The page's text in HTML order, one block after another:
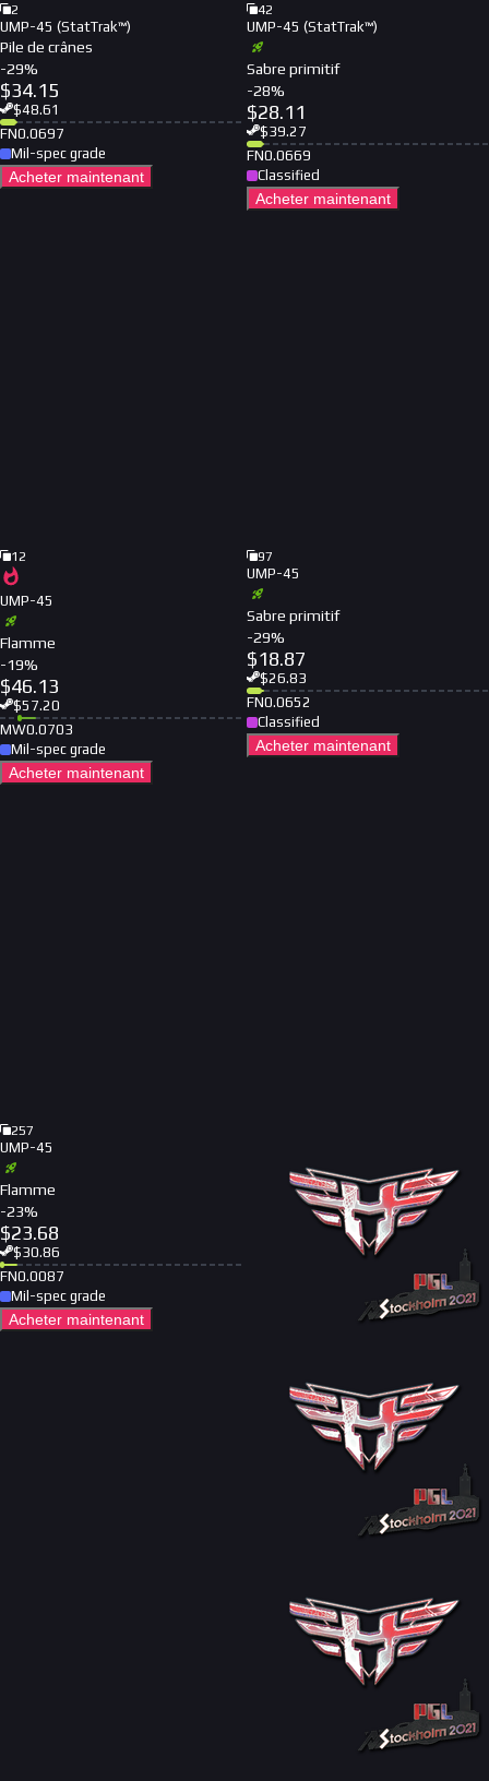
2
UMP-45 (StatTrak™)
Pile de crânes
-29%
$34.15
$48.61
FN0.0697
Mil-spec grade
Acheter maintenant
42
UMP-45 (StatTrak™)
Sabre primitif
-28%
$28.11
$39.27
FN0.0669
Classified
Acheter maintenant
12
UMP-45
Flamme
-19%
$46.13
$57.20
MW0.0703
Mil-spec grade
Acheter maintenant
97
UMP-45
Sabre primitif
-29%
$18.87
$26.83
FN0.0652
Classified
Acheter maintenant
257
UMP-45
Flamme
-23%
$23.68
$30.86
FN0.0087
Mil-spec grade
Acheter maintenant